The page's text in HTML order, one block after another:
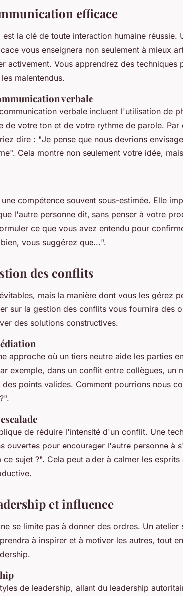
efficace
est la clé de toute interaction humaine réussie.
vous enseignera non seulement à mieux
activement. Vous apprendrez des techniques
malentendus.
verbale
verbale incluent l'utilisation de
de votre ton et de votre rythme de parole. Par
dire : "Je pense que nous devrions
". Cela montre non seulement votre idée,
une compétence souvent sous-estimée. Elle
l'autre personne dit, sans penser à votre
ce que vous avez entendu pour
vous suggérez que...".
des conflits
mais la manière dont vous les gérez
sur la gestion des conflits vous fournira des
des solutions constructives.
approche où un tiers neutre aide les parties
exemple, dans un conflit entre collègues, un
des points valides. Comment pourrions nous
".
de réduire l'intensité d'un conflit. Une
ouvertes pour encourager l'autre personne à
ce sujet ?". Cela peut aider à calmer les
et influence
se limite pas à donner des ordres. Un atelier
à inspirer et à motiver les autres, tout
de leadership, allant du leadership